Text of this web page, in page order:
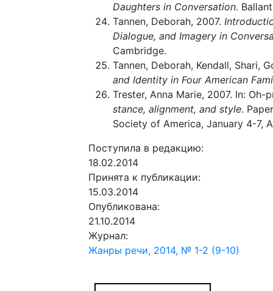
Daughters in Conversation.
Tannen, Deborah, 2007.
Dialogue, and Imagery in
Cambridge.
Tannen, Deborah, Kendall, Shari,
and Identity in Four American
Trester, Anna Marie, 2007. In:
stance, alignment, and style.
Society of America, January 4-7,
Поступила в редакцию:
18.02.2014
Принята к публикации:
15.03.2014
Опубликована:
21.10.2014
Журнал:
Жанры речи, 2014, № 1-2 (9-10)